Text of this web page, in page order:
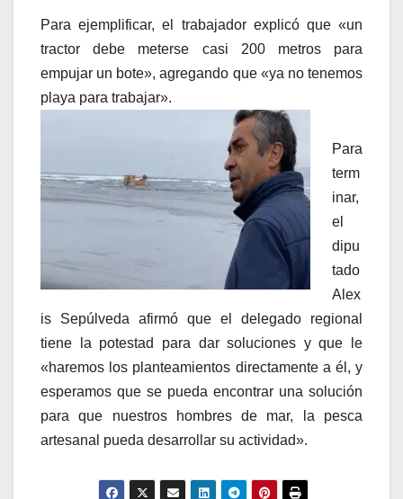
Para ejemplificar, el trabajador explicó que «un
tractor debe meterse casi 200 metros para
empujar un bote», agregando que «ya no tenemos
playa para trabajar».
Para
term
inar,
el
dipu
tado
Alex
is Sepúlveda afirmó que el delegado regional
tiene la potestad para dar soluciones y que le
«haremos los planteamientos directamente a él, y
esperamos que se pueda encontrar una solución
para que nuestros hombres de mar, la pesca
artesanal pueda desarrollar su actividad».